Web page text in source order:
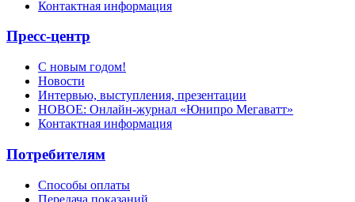
Контактная информация
Пресс-центр
С новым годом!
Новости
Интервью, выступления, презентации
НОВОЕ: Онлайн-журнал «Юнипро Мегаватт»
Контактная информация
Потребителям
Способы оплаты
Передача показаний